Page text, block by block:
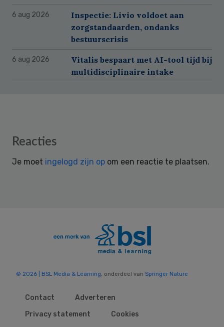
6 aug 2026
Inspectie: Livio voldoet aan
zorgstandaarden, ondanks
bestuurscrisis
6 aug 2026
Vitalis bespaart met AI-tool tijd bij
multidisciplinaire intake
Reader
Reacties
Je moet ingelogd zijn op om een reactie te plaatsen.
© 2026 | BSL Media & Learning, onderdeel van Springer Nature
Contact
Adverteren
Privacy statement
Cookies